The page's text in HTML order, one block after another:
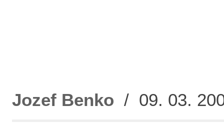
Jozef Benko / 09. 03.